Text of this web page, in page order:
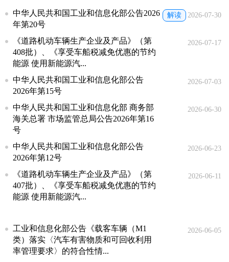
中华人民共和国工业和信息化部公告2026
年第20号
解读 2026-07-30
《道路机动车辆生产企业及产品》（第
408批）、《享受车船税减免优惠的节约
能源 使用新能源汽...
2026-07-17
中华人民共和国工业和信息化部公告
2026年第15号
2026-07-03
中华人民共和国工业和信息化部 商务部
海关总署 市场监管总局公告2026年第16
号
2026-06-30
中华人民共和国工业和信息化部公告
2026年第12号
2026-06-23
《道路机动车辆生产企业及产品》（第
407批）、《享受车船税减免优惠的节约
能源 使用新能源汽...
2026-06-11
工业和信息化部公告《载客车辆（M1
类）落实〈汽车有害物质和可回收利用
率管理要求〉的符合性情...
2026-06-05